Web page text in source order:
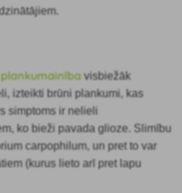
visbiežāk
izteikti brūni plankumi, kas
simptoms ir nelieli
ko bieži pavada glioze. Slimību
carpophilum, un pret to var
(kurus lieto arī pret lapu